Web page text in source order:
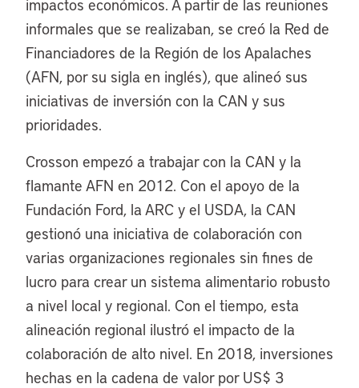
impactos económicos. A partir de las reuniones
informales que se realizaban, se creó la Red de
Financiadores de la Región de los Apalaches
(AFN, por su sigla en inglés), que alineó sus
iniciativas de inversión con la CAN y sus
prioridades.
Crosson empezó a trabajar con la CAN y la
flamante AFN en 2012. Con el apoyo de la
Fundación Ford, la ARC y el USDA, la CAN
gestionó una iniciativa de colaboración con
varias organizaciones regionales sin fines de
lucro para crear un sistema alimentario robusto
a nivel local y regional. Con el tiempo, esta
alineación regional ilustró el impacto de la
colaboración de alto nivel. En 2018, inversiones
hechas en la cadena de valor por US$ 3